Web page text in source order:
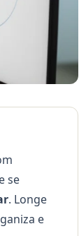
se
. Longe
e